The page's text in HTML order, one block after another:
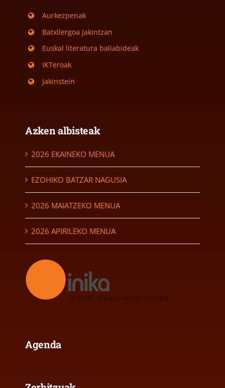
Aurkezpenak
Batxilergoa Jakintzan
Euskal literatura baliabideak
IKTeroak
Jakinstein
Azken albisteak
2026 EKAINEKO MENUA
EZOHIKO BATZAR NAGUSIA
2026 MAIATZEKO MENUA
2026 APIRILEKO MENUA
Agenda